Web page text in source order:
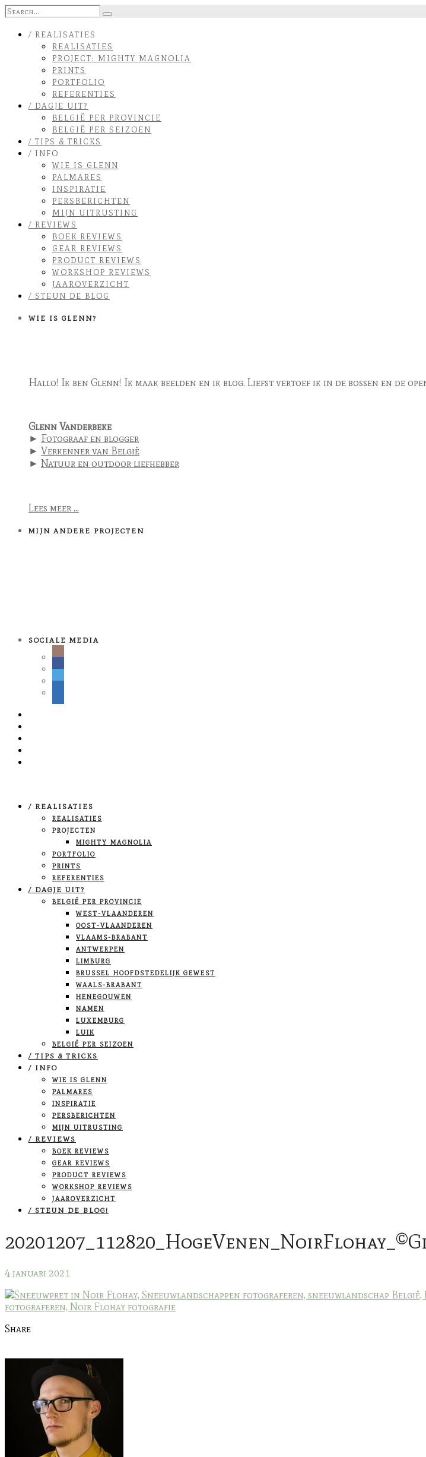
/ REALISATIES
REALISATIES
PROJECT: MIGHTY MAGNOLIA
PRINTS
PORTFOLIO
REFERENTIES
/ DAGJE UIT?
BELGIË PER PROVINCIE
BELGIË PER SEIZOEN
/ TIPS & TRICKS
/ INFO
WIE IS GLENN
PALMARES
INSPIRATIE
PERSBERICHTEN
MIJN UITRUSTING
/ REVIEWS
BOEK REVIEWS
GEAR REVIEWS
PRODUCT REVIEWS
WORKSHOP REVIEWS
JAAROVERZICHT
/ STEUN DE BLOG
WIE IS GLENN?
Hallo! Ik ben Glenn! Ik maak beelden en ik blog. Liefst vertoef ik in de bossen en de
Glenn Vanderbeke
► Fotograaf en blogger
► Verkenner van België
► Natuur en outdoor liefhebber
Lees meer ...
MIJN ANDERE PROJECTEN
SOCIALE MEDIA
/ REALISATIES
REALISATIES
PROJECTEN
MIGHTY MAGNOLIA
PORTFOLIO
PRINTS
REFERENTIES
/ DAGJE UIT?
BELGIË PER PROVINCIE
WEST-VLAANDEREN
OOST-VLAANDEREN
VLAAMS-BRABANT
ANTWERPEN
LIMBURG
BRUSSEL HOOFDSTEDELIJK GEWEST
WAALS-BRABANT
HENEGOUWEN
NAMEN
LUXEMBURG
LUIK
BELGIË PER SEIZOEN
/ TIPS & TRICKS
/ INFO
WIE IS GLENN
PALMARES
INSPIRATIE
PERSBERICHTEN
MIJN UITRUSTING
/ REVIEWS
BOEK REVIEWS
GEAR REVIEWS
PRODUCT REVIEWS
WORKSHOP REVIEWS
JAAROVERZICHT
/ STEUN DE BLOG!
4 januari 2021
Share